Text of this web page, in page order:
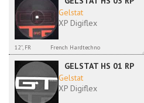
Gelstat
XP Digiflex
12'', FR French Hardtechno
GELSTAT HS 01 RP
Gelstat
XP Digiflex